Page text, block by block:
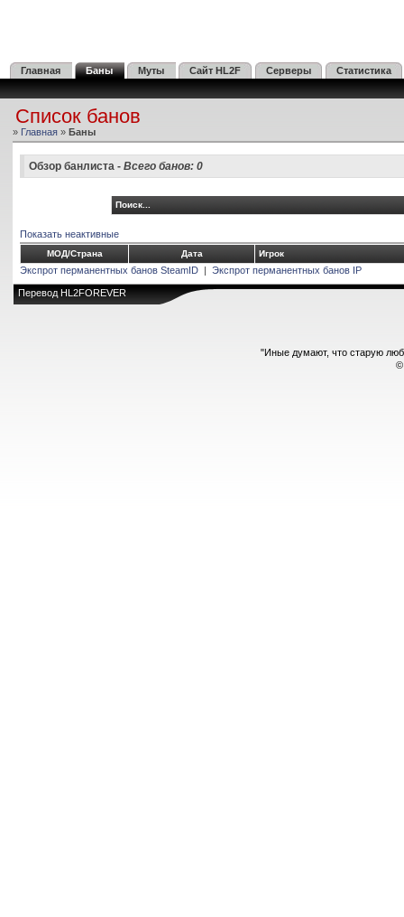
Главная Баны Муты Сайт HL2F Серверы Статистика
Список банов
» Главная » Баны
Обзор банлиста - Всего банов: 0
Поиск...
Показать неактивные
МОД/Страна Дата Игрок
Экспрот перманентных банов SteamID | Экспрот перманентных банов IP
Перевод HL2FOREVER
"Иные думают, что старую
©